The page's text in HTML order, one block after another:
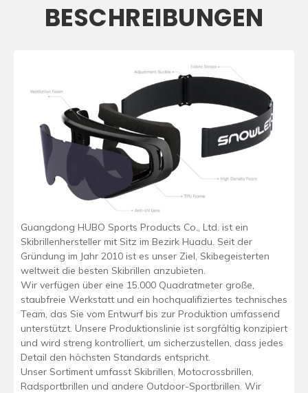
BESCHREIBUNGEN
Guangdong HUBO Sports Products Co., Ltd. ist ein
Skibrillenhersteller mit Sitz im Bezirk Huadu. Seit der
Gründung im Jahr 2010 ist es unser Ziel, Skibegeisterten
weltweit die besten Skibrillen anzubieten.
Wir verfügen über eine 15.000 Quadratmeter große,
staubfreie Werkstatt und ein hochqualifiziertes technisches
Team, das Sie vom Entwurf bis zur Produktion umfassend
unterstützt. Unsere Produktionslinie ist sorgfältig konzipiert
und wird streng kontrolliert, um sicherzustellen, dass jedes
Detail den höchsten Standards entspricht.
Unser Sortiment umfasst Skibrillen, Motocrossbrillen,
Radsportbrillen und andere Outdoor-Sportbrillen. Wir